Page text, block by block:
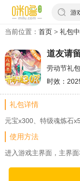
游
当前位置： 首页 > 礼包
道友请
劳动节礼包
时效：
礼包详情
元宝x300、特级魂炼石
使用方法
进入游戏主界面，主界